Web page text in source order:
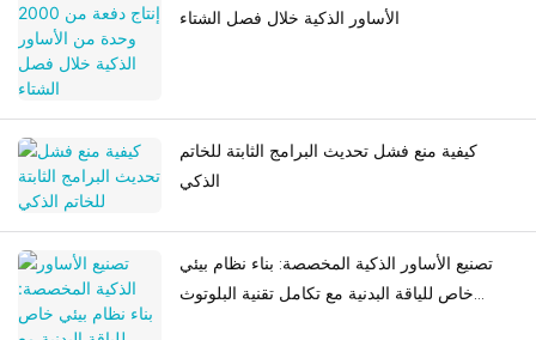
الأساور الذكية خلال فصل الشتاء
كيفية منع فشل تحديث البرامج الثابتة للخاتم
الذكي
تصنيع الأساور الذكية المخصصة: بناء نظام بيئي
خاص للياقة البدنية مع تكامل تقنية البلوتوث